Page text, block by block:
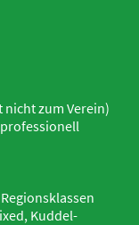
zum Verein)
Kuddel-